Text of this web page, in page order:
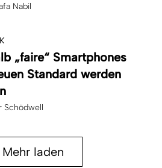
Nabil
„faire“ Smartphones
Standard werden
Schödwell
Mehr laden